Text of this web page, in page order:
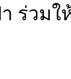
ร่วมใ